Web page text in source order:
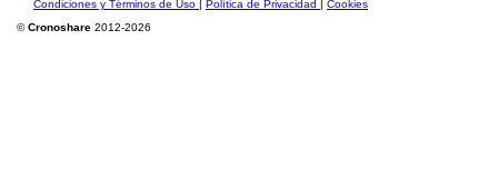
Condiciones y Términos de Uso | Política de Privacidad | Cookies
©Cronoshare 2012-2026